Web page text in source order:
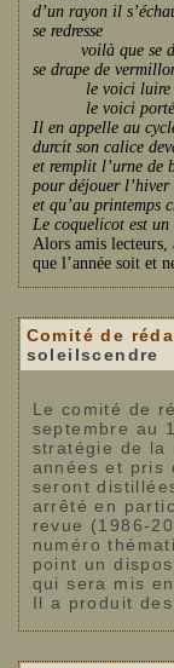
d’un rayon il
se redresse
voilà que se
se drape de
le voici luire
le voici
Il en appelle au
durcit son calice
et remplit l’urne de
pour déjouer l’hiver
et qu’au printemps
Le coquelicot est
Alors amis lecteurs,
que l’année soit et
Comité de
soleilscendre
Le comité de
septembre au
stratégie de la
années et pris
seront
arrêté en
revue (1986-
numéro
point un
qui sera mis
Il a produit